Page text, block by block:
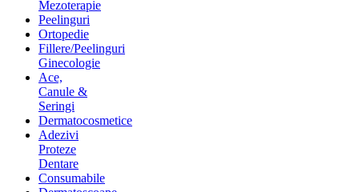
Mezoterapie
Peelinguri
Ortopedie
Fillere/Peelinguri
Ginecologie
Ace,
Canule &
Seringi
Dermatocosmetice
Adezivi
Proteze
Dentare
Consumabile